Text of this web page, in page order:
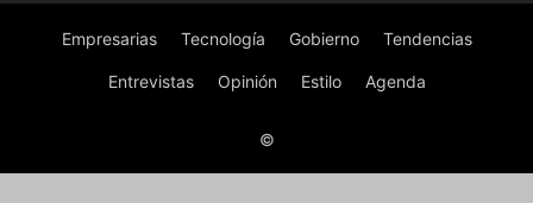
Empresarias Tecnología Gobierno Tendencias
Entrevistas Opinión Estilo Agenda
©